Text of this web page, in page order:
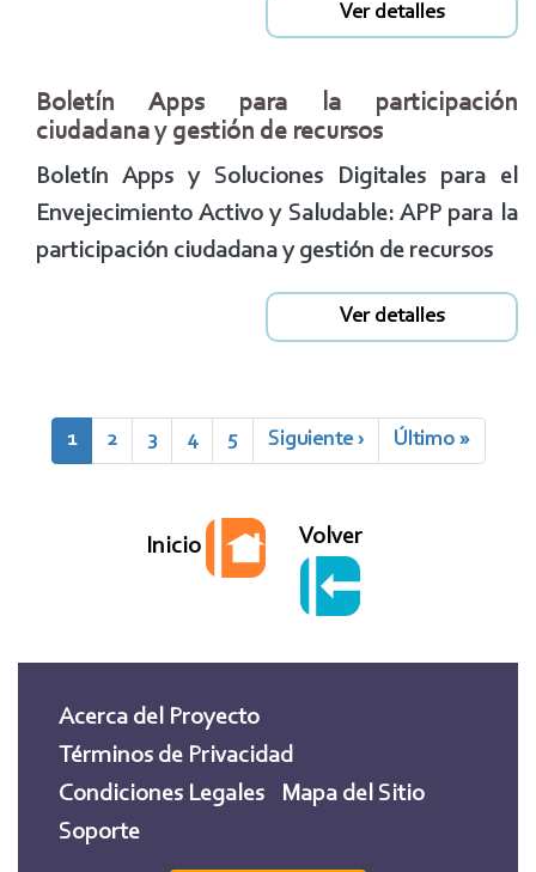
Ver detalles
Boletín Apps para la participación
ciudadana y gestión de recursos
Boletín Apps y Soluciones Digitales para el
Envejecimiento Activo y Saludable: APP para la
participación ciudadana y gestión de recursos
Ver detalles
Paginación
Página
actual
1 Page
2 Page
3 Page
4 Page
5
Siguiente
página
Siguiente ›
Última
página
Último »
Inicio Volver
Acerca del Proyecto
Términos de Privacidad
Condiciones Legales
Mapa del Sitio
Soporte